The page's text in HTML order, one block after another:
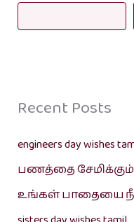
Recent Posts
engineers day wishes
பணத்தை
உங்கள் பாதையை